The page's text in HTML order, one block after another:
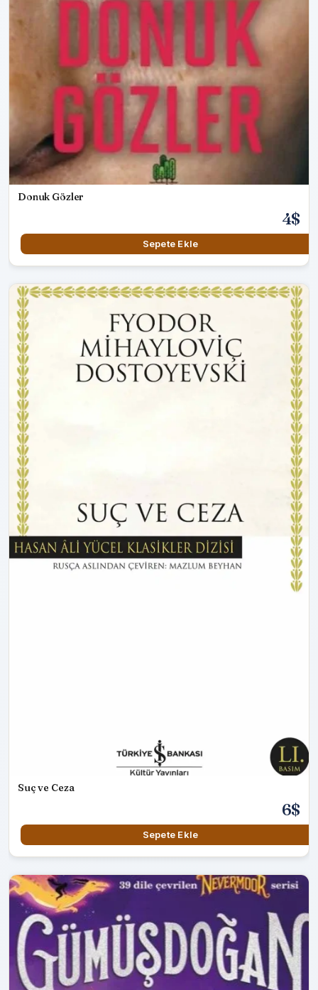
Donuk Gözler
4$
Sepete Ekle
Suç ve Ceza
6$
Sepete Ekle